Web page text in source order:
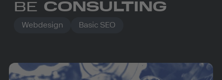
BE CONSULTING
Webdesign Basic SEO